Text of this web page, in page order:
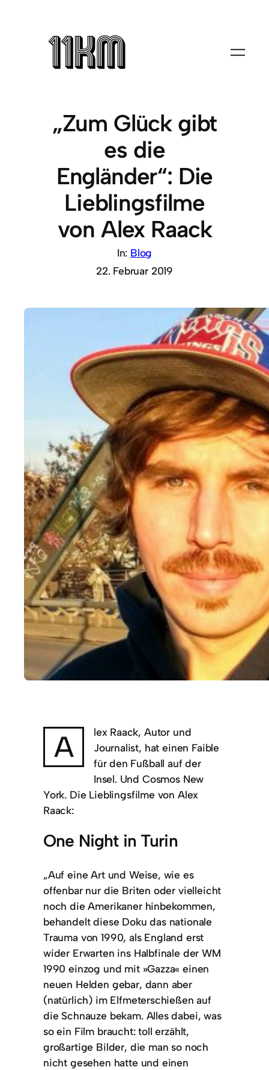
„Zum Glück gibt
es die
Engländer“: Die
Lieblingsfilme
von Alex Raack
In: Blog
22. Februar 2019
A
lex Raack, Autor und
Journalist, hat einen Faible
für den Fußball auf der
Insel. Und Cosmos New
York. Die Lieblingsfilme von Alex
Raack:
One Night in Turin
„Auf eine Art und Weise, wie es
offenbar nur die Briten oder vielleicht
noch die Amerikaner hinbekommen,
behandelt diese Doku das nationale
Trauma von 1990, als England erst
wider Erwarten ins Halbfinale der WM
1990 einzog und mit »Gazza« einen
neuen Helden gebar, dann aber
(natürlich) im Elfmeterschießen auf
die Schnauze bekam. Alles dabei, was
so ein Film braucht: toll erzählt,
großartige Bilder, die man so noch
nicht gesehen hatte und einen